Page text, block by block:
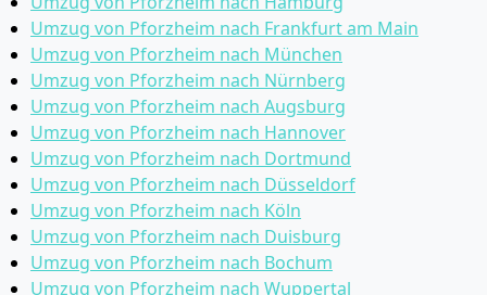
Umzug von Pforzheim nach Frankfurt am Main
Umzug von Pforzheim nach München
Umzug von Pforzheim nach Nürnberg
Umzug von Pforzheim nach Augsburg
Umzug von Pforzheim nach Hannover
Umzug von Pforzheim nach Dortmund
Umzug von Pforzheim nach Düsseldorf
Umzug von Pforzheim nach Köln
Umzug von Pforzheim nach Duisburg
Umzug von Pforzheim nach Bochum
Umzug von Pforzheim nach Wuppertal